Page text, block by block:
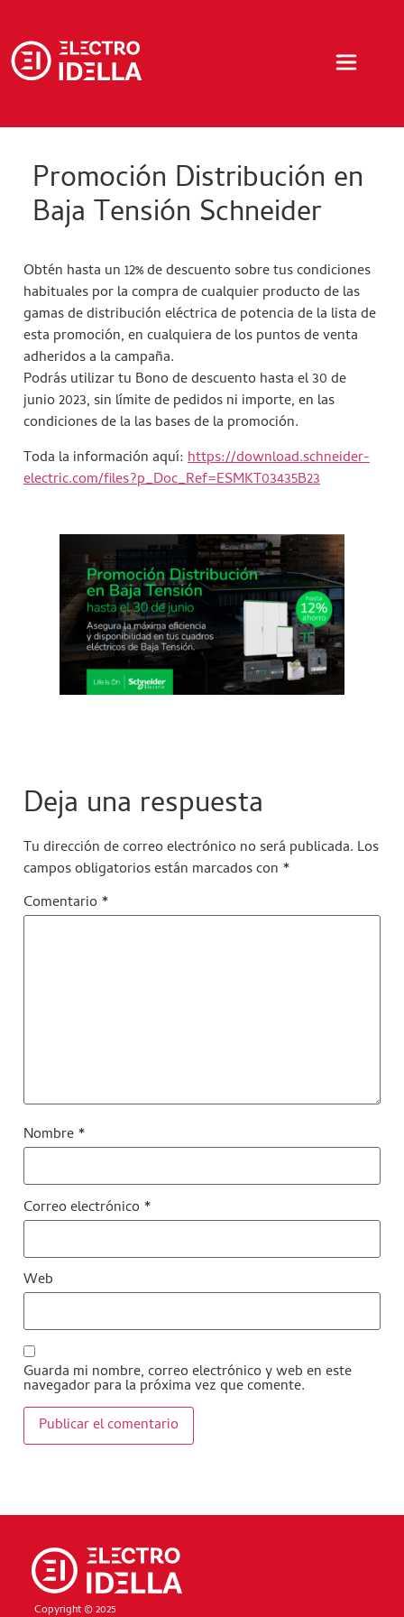
Promoción Distribución en
Baja Tensión Schneider
Obtén hasta un 12% de descuento sobre tus condiciones
habituales por la compra de cualquier producto de las
gamas de distribución eléctrica de potencia de la lista de
esta promoción, en cualquiera de los puntos de venta
adheridos a la campaña.
Podrás utilizar tu Bono de descuento hasta el 30 de
junio 2023, sin límite de pedidos ni importe, en las
condiciones de la las bases de la promoción.
Toda la información aquí: https://download.schneider-
electric.com/files?p_Doc_Ref=ESMKT03435B23
Deja una respuesta
Tu dirección de correo electrónico no será publicada. Los
campos obligatorios están marcados con *
Comentario*
Nombre*
Correo electrónico*
Web
Guarda mi nombre, correo electrónico y web en este
navegador para la próxima vez que comente.
Copyright © 2025